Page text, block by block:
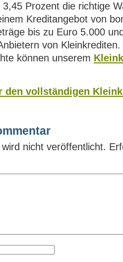
Prozent die richtige
Kreditangebot von
bis zu Euro 5.000
von
können unserem
den vollständigen
nicht veröffentlicht.